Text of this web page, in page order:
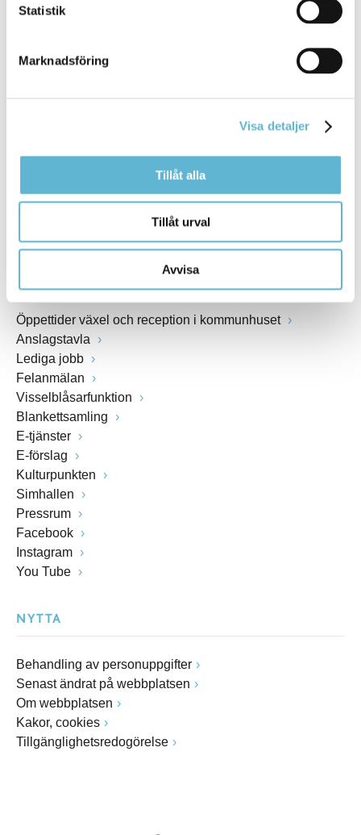
Statistik
Marknadsföring
Visa detaljer
Tillåt alla
Tillåt urval
Avvisa
Besöksadress
Postadress
Box 18, 295 21 Bromölla
Fax: 0456-82 22 00
Öppettider växel och reception i kommunhuset
Anslagstavla
Lediga jobb
Felanmälan
Visselblåsarfunktion
Blankettsamling
E-tjänster
E-förslag
Kulturpunkten
Simhallen
Pressrum
Facebook
Instagram
You Tube
NYTTA
Behandling av personuppgifter
Senast ändrat på webbplatsen
Om webbplatsen
Kakor, cookies
Tillgänglighetsredogörelse